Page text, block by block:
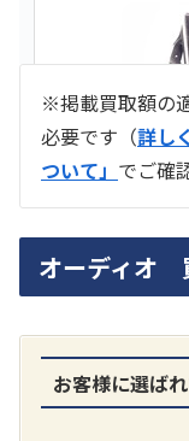
買取価
※掲載買取額の
必要です（詳し
ついて」 でご確
オーディオ
お客様に選ば